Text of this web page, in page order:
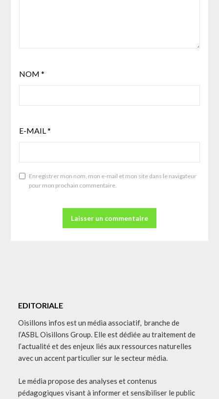
NOM *
E-MAIL*
Enregistrer mon nom, mon e-mail et mon site dans le navigateur
pour mon prochain commentaire.
EDITORIALE
Oisillons infos est un média associatif, branche de
l’ASBL Oisillons Group. Elle est dédiée au traitement de
l’actualité et des enjeux liés aux ressources naturelles
avec un accent particulier sur le secteur média.
Le média propose des analyses et contenus
pédagogiques visant à informer et sensibiliser le public